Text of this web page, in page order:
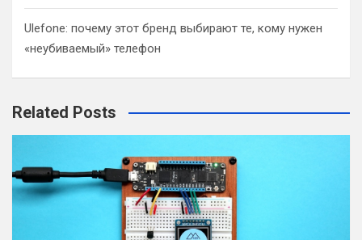
Ulefone: почему этот бренд выбирают те, кому нужен
«неубиваемый» телефон
Related Posts